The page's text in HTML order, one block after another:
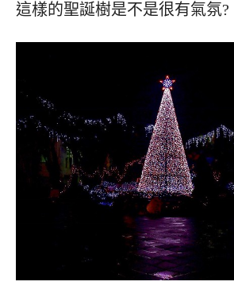
這樣的聖誕樹是不是很有氣氛?